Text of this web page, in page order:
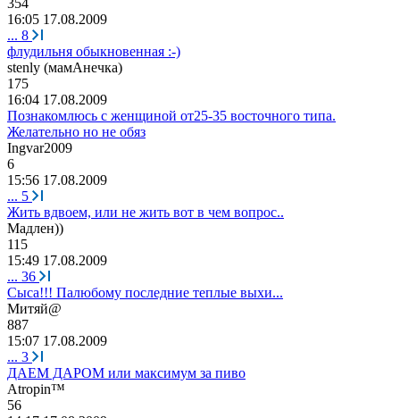
16:05 17.08.2009
... 8
флудильня обыкновенная :-)
stenly (мамАнечка)
175
16:04 17.08.2009
Познакомлюсь с женщиной от25-35 восточного типа.
Желательно но не обяз
Ingvar2009
6
15:56 17.08.2009
... 5
Жить вдвоем, или не жить вот в чем вопрос..
Мадлен))
115
15:49 17.08.2009
... 36
Сыса!!! Палюбому последние теплые выхи...
Митяй@
887
15:07 17.08.2009
... 3
ДАЕМ ДАРОМ или максимум за пиво
Atropin™
56